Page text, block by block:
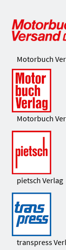
Motorbuch
Motorbuch
pietsch Verlag
transpress